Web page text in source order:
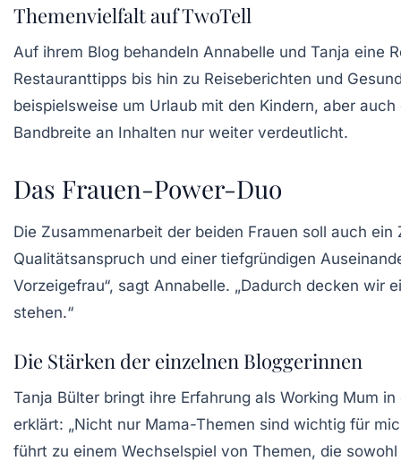
Themenvielfalt auf TwoTell
Auf ihrem Blog behandeln Annabelle und Tanja
Restauranttipps bis hin zu Reiseberichten und
beispielsweise um Urlaub mit den Kindern, aber
Bandbreite an Inhalten nur weiter verdeutlicht.
Das Frauen-Power-Duo
Die Zusammenarbeit der beiden Frauen soll auch
Qualitätsanspruch und einer tiefgründigen
Vorzeigefrau“, sagt Annabelle. „Dadurch decken
stehen.“
Die Stärken der einzelnen Bloggerinnen
Tanja Bülter bringt ihre Erfahrung als Working Mum
erklärt: „Nicht nur Mama-Themen sind wichtig für
führt zu einem Wechselspiel von Themen, die